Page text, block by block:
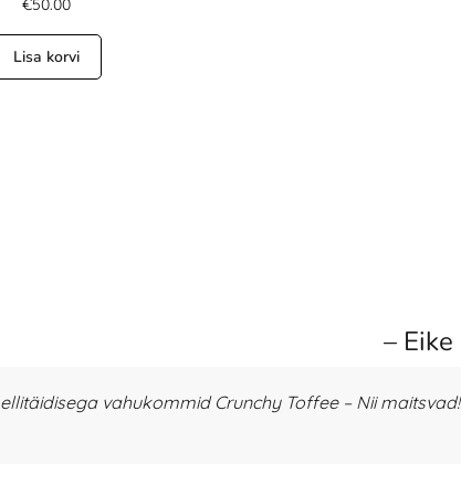
€50.00
Lisa korvi
– Eike
vahukommid Crunchy Toffee – Nii maitsvad!